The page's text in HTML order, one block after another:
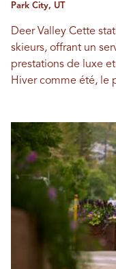
Park City, UT
Deer Valley Cette
skieurs, offrant un
prestations de luxe
Hiver comme été, le